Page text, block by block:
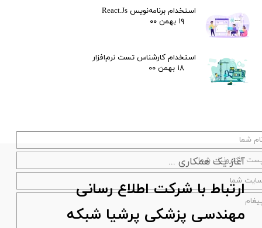
استخدام برنامه‌نویس React.Js
۱۹ بهمن ۰۰
استخدام کارشناس تست نرم‌افزار
۱۸ بهمن ۰۰
آغاز یک همکاری ...
ارتباط با شرکت اطلاع رسانی
مهندسی پزشکی پرشیا شبکه